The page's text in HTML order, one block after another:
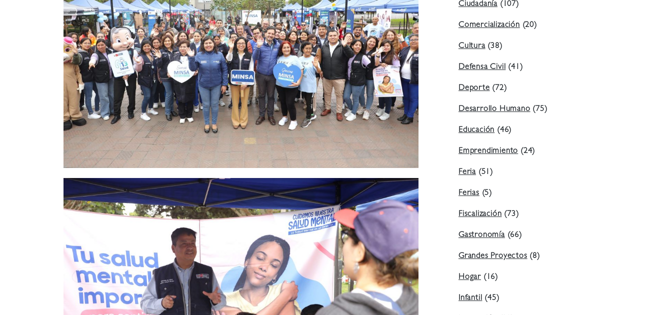
Ciudadanía (107)
Comercialización(20)
Cultura(38)
Defensa Civil(41)
Deporte(72)
Desarrollo Humano(75)
Educación(46)
Emprendimiento(24)
Feria (51)
Ferias(5)
Fiscalización(73)
Gastronomía(66)
Grandes Proyectos(8)
Hogar (16)
Infantil(45)